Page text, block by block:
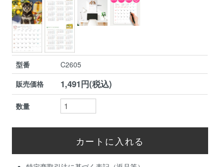
型番
C2605
販売価格
1,491円(税込)
数量